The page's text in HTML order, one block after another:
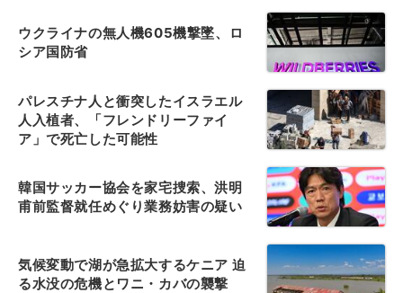
ウクライナの無人機605機撃墜、ロ
シア国防省
パレスチナ人と衝突したイスラエル
人入植者、「フレンドリーファイ
ア」で死亡した可能性
韓国サッカー協会を家宅捜索、洪明
甫前監督就任めぐり業務妨害の疑い
気候変動で湖が急拡大するケニア 迫
る水没の危機とワニ・カバの襲撃